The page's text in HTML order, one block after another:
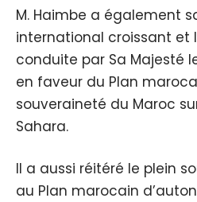
M. Haimbe a également
international croissant et
conduite par Sa Majesté
en faveur du Plan
souveraineté du Maroc
Sahara.
Il a aussi réitéré le plein
au Plan marocain